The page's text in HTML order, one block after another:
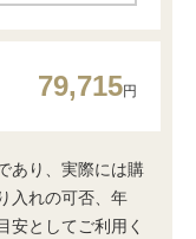
79,715円
あり、実際には購
入れの可否、年
安としてご利用く